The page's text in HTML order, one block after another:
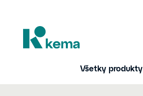
Všetky produkty